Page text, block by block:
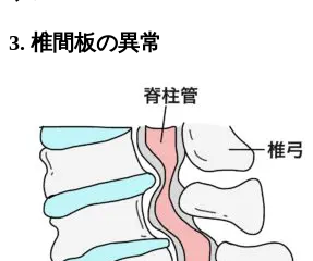
3. 椎間板の異常